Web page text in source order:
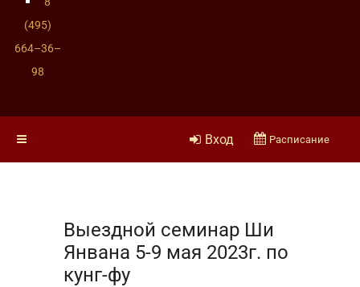
(495)
664–36–
98
Вход Расписание
Выездной семинар Ши
Янвана 5-9 мая 2023г. по
кунг-фу